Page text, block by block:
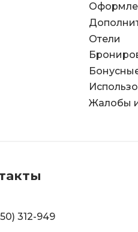
Отели
Жалобы
312-949